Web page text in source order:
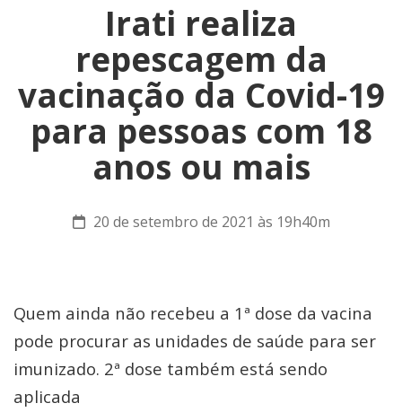
Irati realiza
repescagem da
vacinação da Covid-19
para pessoas com 18
anos ou mais
20 de setembro de 2021 às 19h40m
Quem ainda não recebeu a 1ª dose da vacina
pode procurar as unidades de saúde para ser
imunizado. 2ª dose também está sendo
aplicada